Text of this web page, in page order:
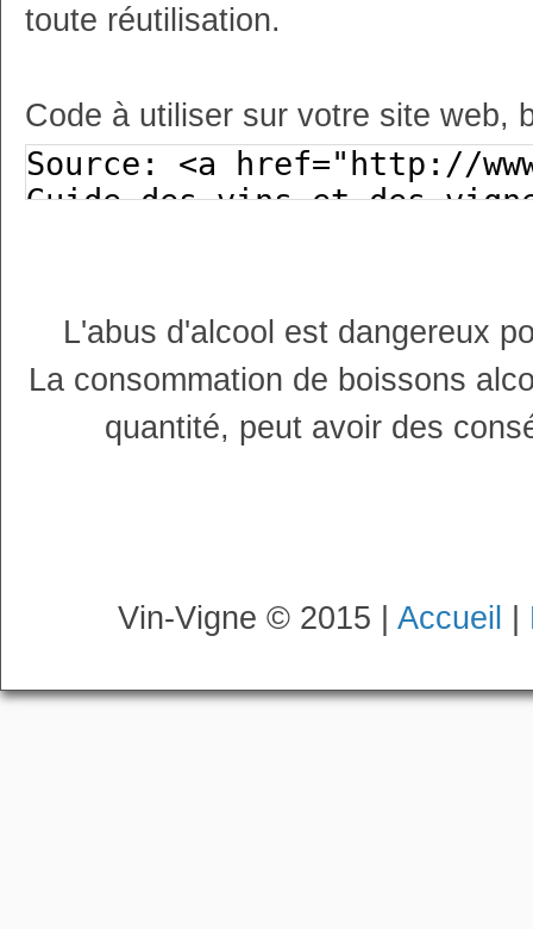
toute réutilisation.
Code à utiliser sur votre site web,
L'abus d'alcool est dangereux
La consommation de boissons
quantité, peut avoir des
Vin-Vigne © 2015 | Accueil